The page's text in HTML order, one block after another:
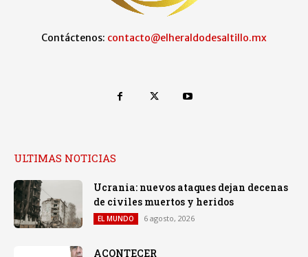
Contáctenos: contacto@elheraldodesaltillo.mx
ULTIMAS NOTICIAS
Ucrania: nuevos ataques dejan decenas
de civiles muertos y heridos
EL MUNDO 6 agosto, 2026
ACONTECER